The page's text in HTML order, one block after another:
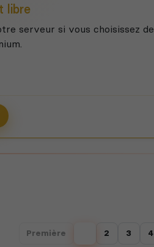
libre
serveur si vous choisissez de
Première 2 3 4